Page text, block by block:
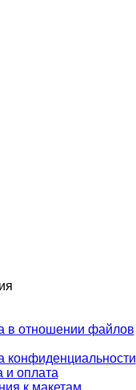
в отношении файлов
конфиденциальности
и оплата
к макетам